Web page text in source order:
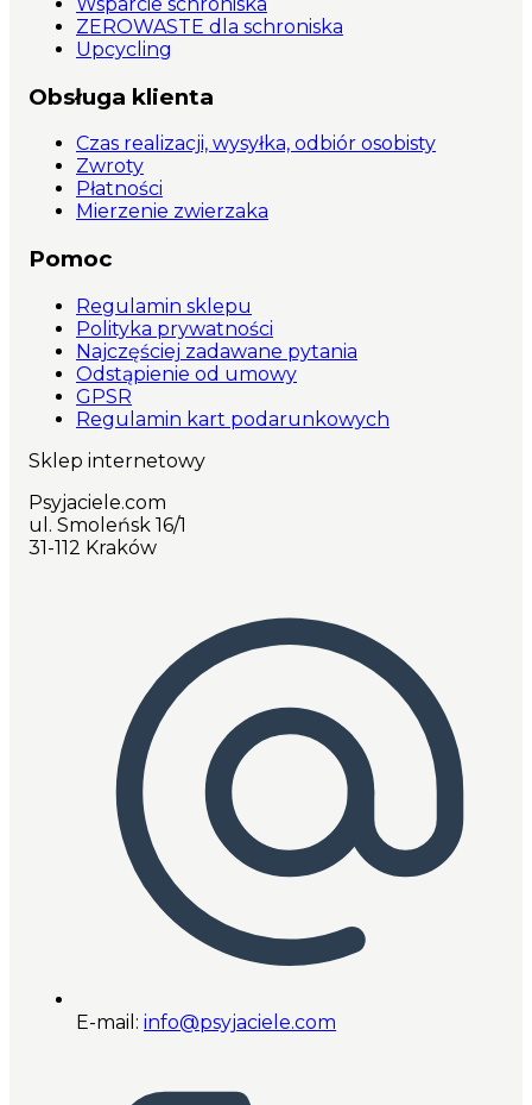
ZEROWASTE dla schroniska
Upcycling
Obsługa klienta
Czas realizacji, wysyłka, odbiór osobisty
Zwroty
Płatności
Mierzenie zwierzaka
Pomoc
Regulamin sklepu
Polityka prywatności
Najczęściej zadawane pytania
Odstąpienie od umowy
GPSR
Regulamin kart podarunkowych
Sklep internetowy
Psyjaciele.com
ul. Smoleńsk 16/1
31-112 Kraków
E-mail: info@psyjaciele.com